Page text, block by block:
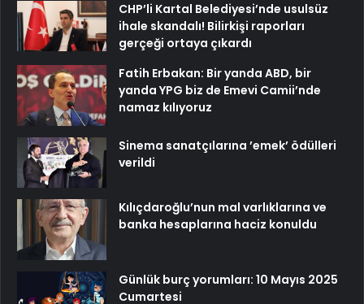
CHP’li Kartal Belediyesi’nde usulsüz
ihale skandalı! Bilirkişi raporları
gerçeği ortaya çıkardı
Fatih Erbakan: Bir yanda ABD, bir
yanda YPG biz de Emevi Camii’nde
namaz kılıyoruz
Sinema sanatçılarına ’emek’ ödülleri
verildi
Kılıçdaroğlu’nun mal varlıklarına ve
banka hesaplarına haciz konuldu
Günlük burç yorumları: 10 Mayıs 2025
Cumartesi